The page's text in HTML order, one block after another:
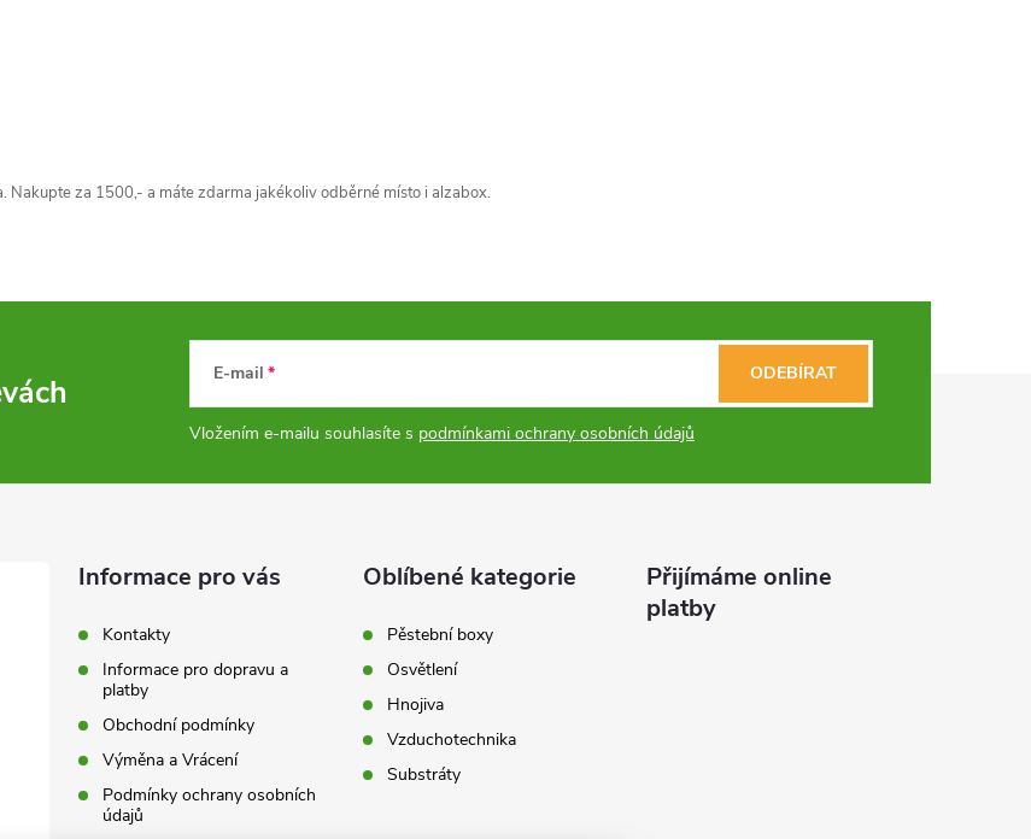
za 1500,- a máte zdarma jakékoliv odběrné místo i alzabox.
E-mail
Vložením e-mailu souhlasíte s podmínkami ochrany osobních údajů
ODEBÍRAT
Informace pro vás
Kontakty
Informace pro dopravu a
platby
Obchodní podmínky
Výměna a Vrácení
Podmínky ochrany osobních
údajů
Oblíbené kategorie
Pěstební boxy
Osvětlení
Hnojiva
Vzduchotechnika
Substráty
Přijímáme online
platby